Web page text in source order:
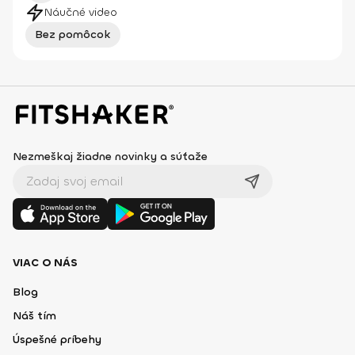
Náučné video
Bez pomôcok
Nezmeškaj žiadne novinky a súťaže
VIAC O NÁS
Blog
Náš tím
Úspešné príbehy